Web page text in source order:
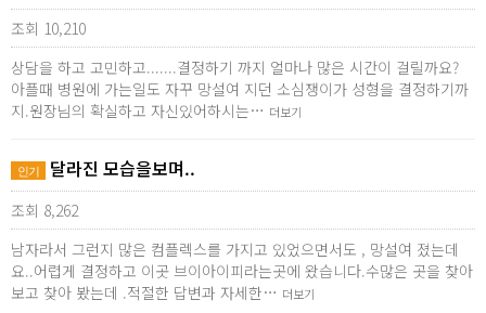
조회 10,210
상담을 하고 고민하고.......결정하기 까지 얼마나 많은 시간이 걸릴까요?
아플때 병원에 가는일도 자꾸 망설여 지던 소심쟁이가 성형을 결정하기까
지.원장님의 확실하고 자신있어하시는… 더보기
인기 달라진 모습을보며..
조회 8,262
남자라서 그런지 많은 컴플렉스를 가지고 있었으면서도 , 망설여 졌는데
요..어렵게 결정하고 이곳 브이아이피라는곳에 왔습니다.수많은 곳을 찾아
보고 찾아 봤는데 .적절한 답변과 자세한… 더보기